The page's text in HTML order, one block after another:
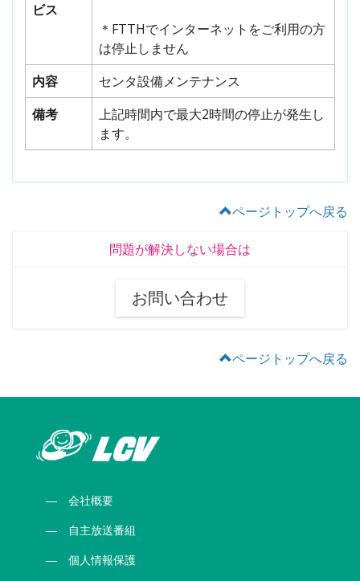
ビス
＊FTTHでインターネットをご利用の方
は停止しません
内容
センタ設備メンテナンス
備考
上記時間内で最大2時間の停止が発生し
ます。
ページトップへ戻る
問題が解決しない場合は
お問い合わせ
ページトップへ戻る
会社概要
自主放送番組
個人情報保護